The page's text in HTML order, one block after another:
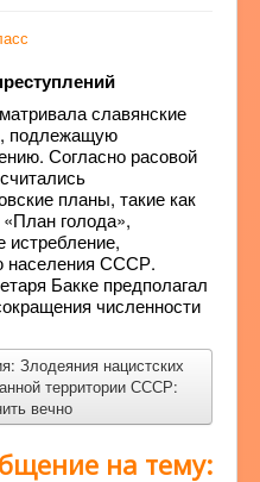
славянские
подлежащую
Согласно расовой
планы, такие как
голода»,
истребление,
населения СССР.
Бакке предполагал
численности
Злодеяния нацистских
территории СССР:
вечно
на тему: